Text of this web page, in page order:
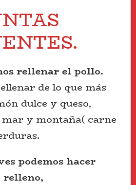
rellenar el pollo.
de lo que más
dulce y queso,
y montaña( carne
podemos hacer
relleno,